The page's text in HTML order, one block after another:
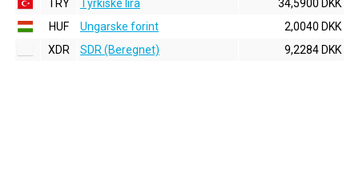
TRY
Tyrkiske lira
34,5900 DKK
HUF
Ungarske forint
2,0040 DKK
XDR
SDR (Beregnet) 9,2284 DKK